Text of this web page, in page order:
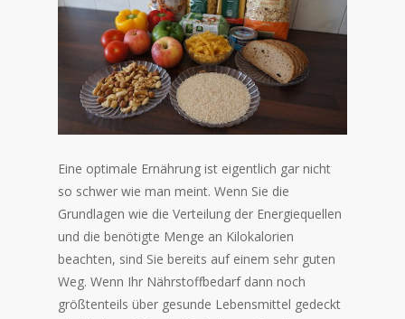
Eine optimale Ernährung ist eigentlich gar nicht
so schwer wie man meint. Wenn Sie die
Grundlagen wie die Verteilung der Energiequellen
und die benötigte Menge an Kilokalorien
beachten, sind Sie bereits auf einem sehr guten
Weg. Wenn Ihr Nährstoffbedarf dann noch
größtenteils über gesunde Lebensmittel gedeckt